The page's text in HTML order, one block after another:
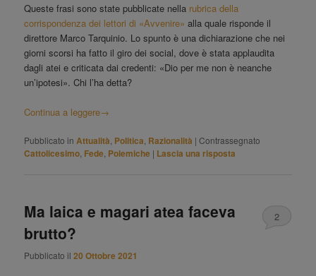
Queste frasi sono state pubblicate nella rubrica della
corrispondenza dei lettori di «Avvenire» alla quale risponde il
direttore Marco Tarquinio. Lo spunto è una dichiarazione che nei
giorni scorsi ha fatto il giro dei social, dove è stata applaudita
dagli atei e criticata dai credenti: «Dio per me non è neanche
un’ipotesi». Chi l’ha detta?
Continua a leggere→
Pubblicato in Attualità Politica Razionalità |Contrassegnato
Cattolicesimo Fede Polemiche | Lascia una risposta
Ma laica e magari atea faceva
brutto?
Pubblicato il20 Ottobre 2021
2